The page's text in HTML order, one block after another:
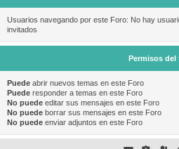
Usuarios navegando por este Foro: No hay
invitados
Permisos del
Puede abrir nuevos temas en este Foro
Puede responder a temas en este Foro
No puede editar sus mensajes en este Foro
No puede borrar sus mensajes en este Foro
No puede enviar adjuntos en este Foro